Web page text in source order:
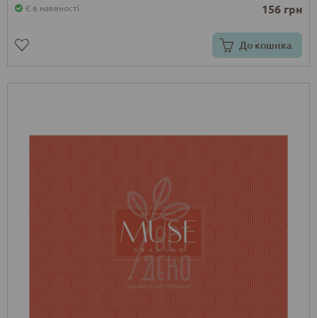
Є в наявності 156 грн
До кошика